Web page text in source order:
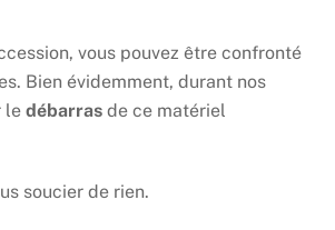
vous pouvez être confronté
Bien évidemment, durant nos
le débarras de ce matériel
soucier de rien.